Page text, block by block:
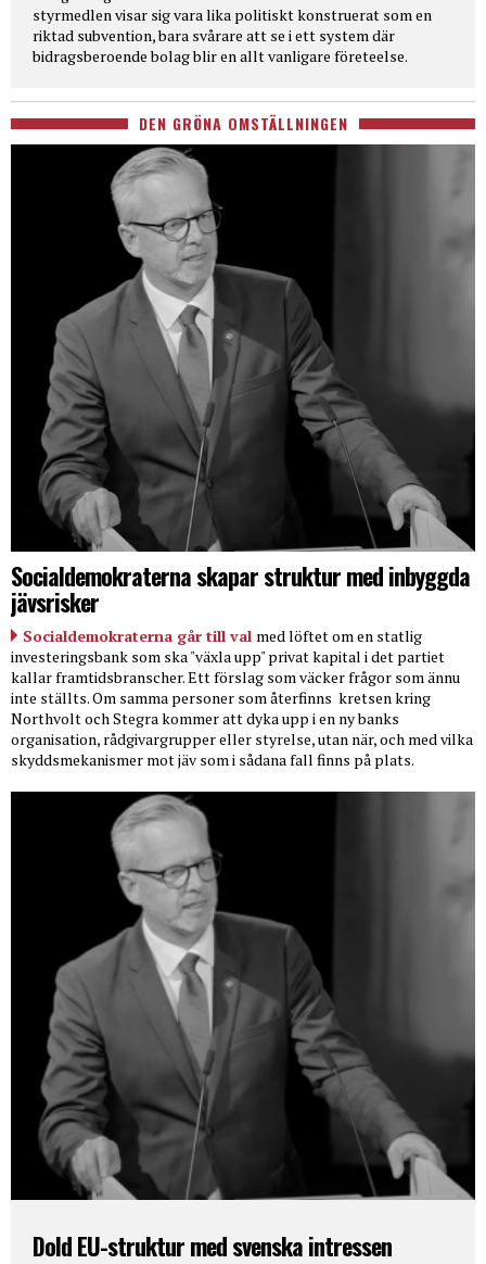
styrmedlen visar sig vara lika politiskt konstruerat som en
riktad subvention, bara svårare att se i ett system där
bidragsberoende bolag blir en allt vanligare företeelse.
DEN GRÖNA OMSTÄLLNINGEN
Socialdemokraterna skapar struktur med inbyggda
jävsrisker
Socialdemokraterna går till val med löftet om en statlig
investeringsbank som ska "växla upp" privat kapital i det partiet
kallar framtidsbranscher. Ett förslag som väcker frågor som ännu
inte ställts. Om samma personer som återfinns kretsen kring
Northvolt och Stegra kommer att dyka upp i en ny banks
organisation, rådgivargrupper eller styrelse, utan när, och med vilka
skyddsmekanismer mot jäv som i sådana fall finns på plats.
Dold EU-struktur med svenska intressen